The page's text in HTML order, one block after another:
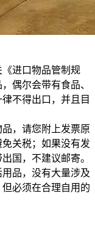
进口物品管制规
偶尔会带有食品、
不得出口，并且目
，请您附上发票原
关税；如果没有发
国，不建议邮寄。
品，没有大量涉及
必须在合理自用的